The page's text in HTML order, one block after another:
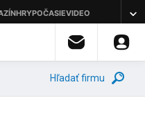
Hľadať firmu